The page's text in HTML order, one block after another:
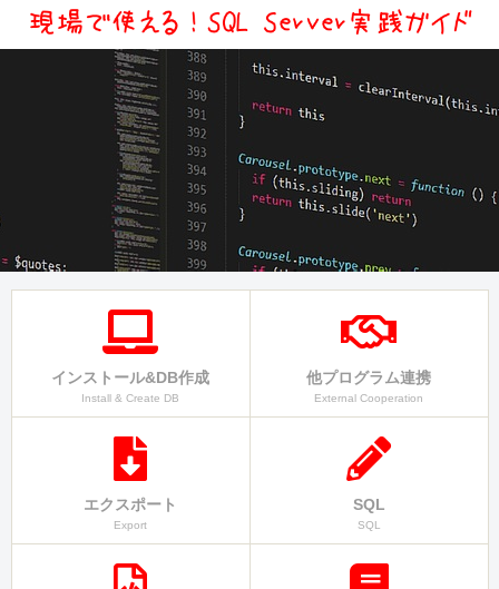
インストール&DB作成
Install & Create DB
他プログラム連携
External Cooperation
エクスポート
Export
SQL
SQL